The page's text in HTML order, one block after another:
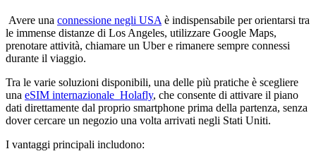
Avere una connessione negli USA è indispensabile per orientarsi tra
le immense distanze di Los Angeles, utilizzare Google Maps,
prenotare attività, chiamare un Uber e rimanere sempre connessi
durante il viaggio.
Tra le varie soluzioni disponibili, una delle più pratiche è scegliere
una eSIM internazionale Holafly, che consente di attivare il piano
dati direttamente dal proprio smartphone prima della partenza, senza
dover cercare un negozio una volta arrivati negli Stati Uniti.
I vantaggi principali includono: